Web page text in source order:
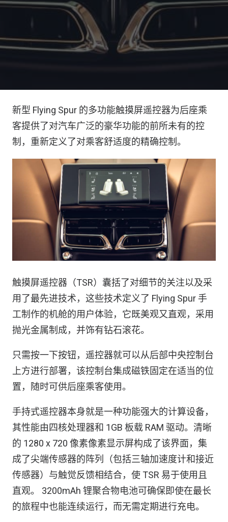
新型 Flying Spur 的多功能触摸屏遥控器为后座乘
客提供了对汽车广泛的豪华功能的前所未有的控
制，重新定义了对乘客舒适度的精确控制。
触摸屏遥控器（TSR）囊括了对细节的关注以及采
用了最先进技术，这些技术定义了 Flying Spur 手
工制作的机舱的用户体验，它既美观又直观，采用
抛光金属制成，并饰有钻石滚花。
只需按一下按钮，遥控器就可以从后部中央控制台
上方进行部署，该控制台集成磁铁固定在适当的位
置，随时可供后座乘客使用。
手持式遥控器本身就是一种功能强大的计算设备，
其性能由四核处理器和 1GB 板载 RAM 驱动。清晰
的 1280 x 720 像素像素显示屏构成了该界面，集
成了尖端传感器的阵列（包括三轴加速度计和接近
传感器）与触觉反馈相结合，使 TSR 易于使用且
直观。 3200mAh 锂聚合物电池可确保即使在最长
的旅程中也能连续运行，而无需定期进行充电。